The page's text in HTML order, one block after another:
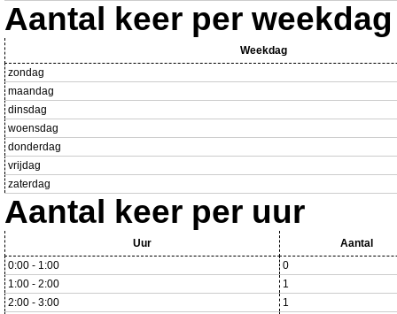
Aantal keer per weekdag
Weekdag
zondag
maandag
dinsdag
woensdag
donderdag
vrijdag
zaterdag
Aantal keer per uur
Uur
Aantal
0:00 - 1:00
0
1:00 - 2:00
1
2:00 - 3:00
1